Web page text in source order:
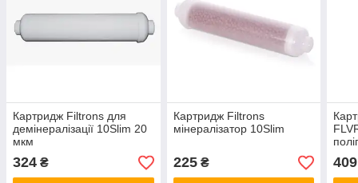
Картридж Filtrons для
демінералізації 10Slim 20
мкм
324 ₴
Картридж Filtrons
мінералізатор 10Slim
225₴ 409